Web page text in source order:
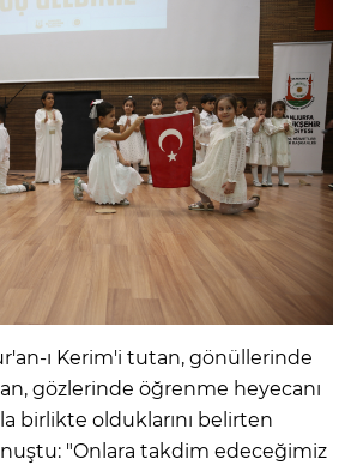
ı Kerim'i tutan, gönüllerinde
gözlerinde öğrenme heyecanı
birlikte olduklarını belirten
"Onlara takdim edeceğimiz